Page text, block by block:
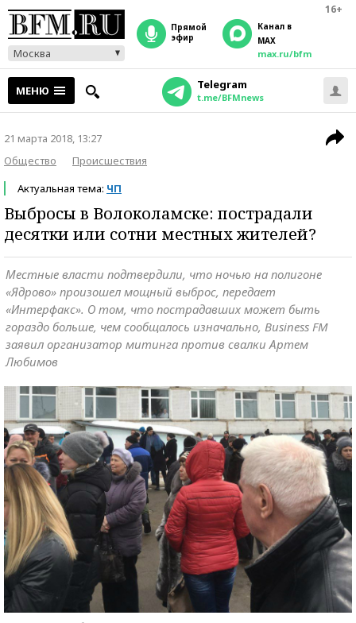
16+
Москва
прямой
эфир
Канал в
MAX
max.ru/bfm
МЕНЮ Telegram
t.me/BFMnews
21 марта 2018, 13:27
Общество
Происшествия
Актуальная тема: ЧП
Выбросы в Волоколамске: пострадали
десятки или сотни местных жителей?
Местные власти подтвердили, что ночью на полигоне
«Ядрово» произошел мощный выброс, передает
«Интерфакс». О том, что пострадавших может быть
гораздо больше, чем сообщалось изначально, Business FM
заявил организатор митинга против свалки Артем
Любимов